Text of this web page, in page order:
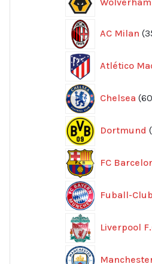
AC Milan
Atlético
Chelsea
Dortmund
FC
Fuball-
Liverpool